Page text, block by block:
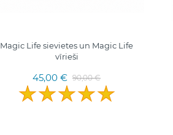
Magic Life sievietes un Magic Life
vīrieši
45,00 € 90,00 €